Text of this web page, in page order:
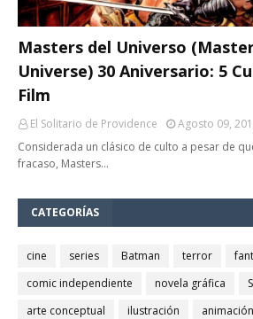
Masters del Universo
Universe) 30 Aniversario: 5
Film
El Solitario de Providence
Agosto 09,
Considerada un clásico de culto a pesar de
fracaso, Masters…
CATEGORÍAS
cine series Batman terror
comic independiente
novela gráfica
arte conceptual
ilustración animación